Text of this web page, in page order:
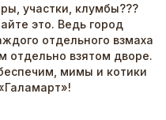
участки, клумбы???
это. Ведь город
отдельного взмаха
отдельно взятом дворе.
мимы и котики